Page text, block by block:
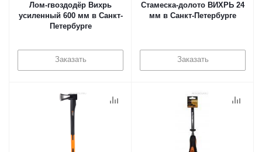
Лом-гвоздодёр Вихрь
усиленный 600 мм в Санкт-
Петербурге
Заказать
Стамеска-долото ВИХРЬ 24
мм в Санкт-Петербурге
Заказать